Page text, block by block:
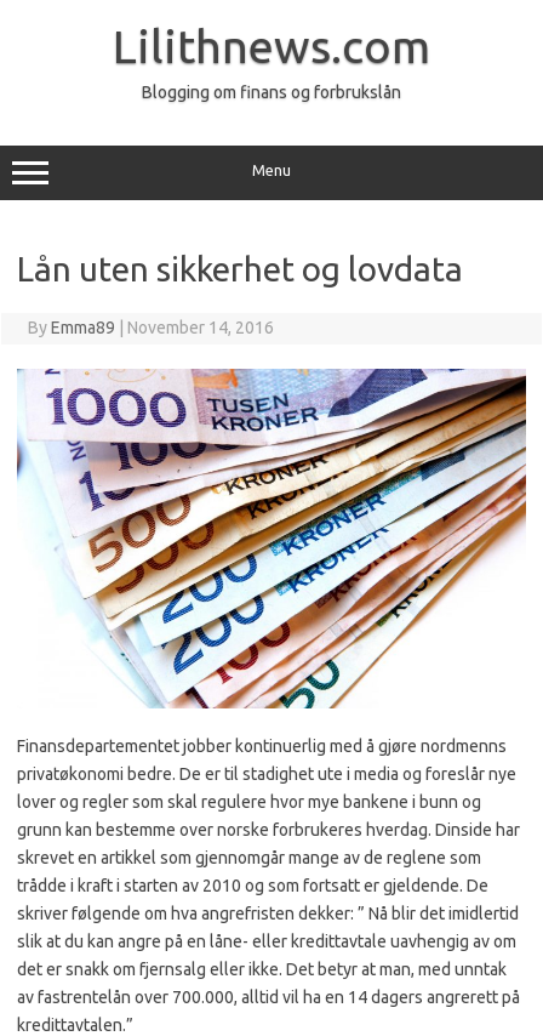
Lilithnews.com
Blogging om finans og forbrukslån
Menu
Lån uten sikkerhet og lovdata
ByEmma89 November 14, 2016
Finansdepartementet jobber kontinuerlig med å gjøre nordmenns
privatøkonomi bedre. De er til stadighet ute i media og foreslår nye
lover og regler som skal regulere hvor mye bankene i bunn og
grunn kan bestemme over norske forbrukeres hverdag. Dinside har
skrevet en artikkel som gjennomgår mange av de reglene som
trådde i kraft i starten av 2010 og som fortsatt er gjeldende. De
skriver følgende om hva angrefristen dekker: ” Nå blir det imidlertid
slik at du kan angre på en låne- eller kredittavtale uavhengig av om
det er snakk om fjernsalg eller ikke. Det betyr at man, med unntak
av fastrentelån over 700.000, alltid vil ha en 14 dagers angrerett på
kredittavtalen.”